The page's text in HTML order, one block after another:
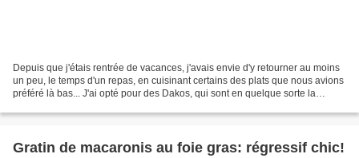
Depuis que j'étais rentrée de vacances, j'avais envie d'y retourner au moins
un peu, le temps d'un repas, en cuisinant certains des plats que nous avions
préféré là bas... J'ai opté pour des Dakos, qui sont en quelque sorte la
Gratin de macaronis au foie gras: régressif chic!